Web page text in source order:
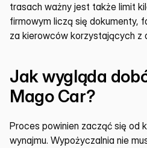
trasach ważny jest także limit
firmowym liczą się dokumenty,
za kierowców korzystających z
Jak wygląda
Mago Car?
Proces powinien zacząć się od
wynajmu. Wypożyczalnia nie